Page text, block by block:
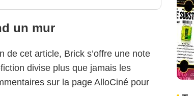
un mur
de cet article, Brick s’offre une note
divise plus que jamais les
sur la page AlloCiné pour